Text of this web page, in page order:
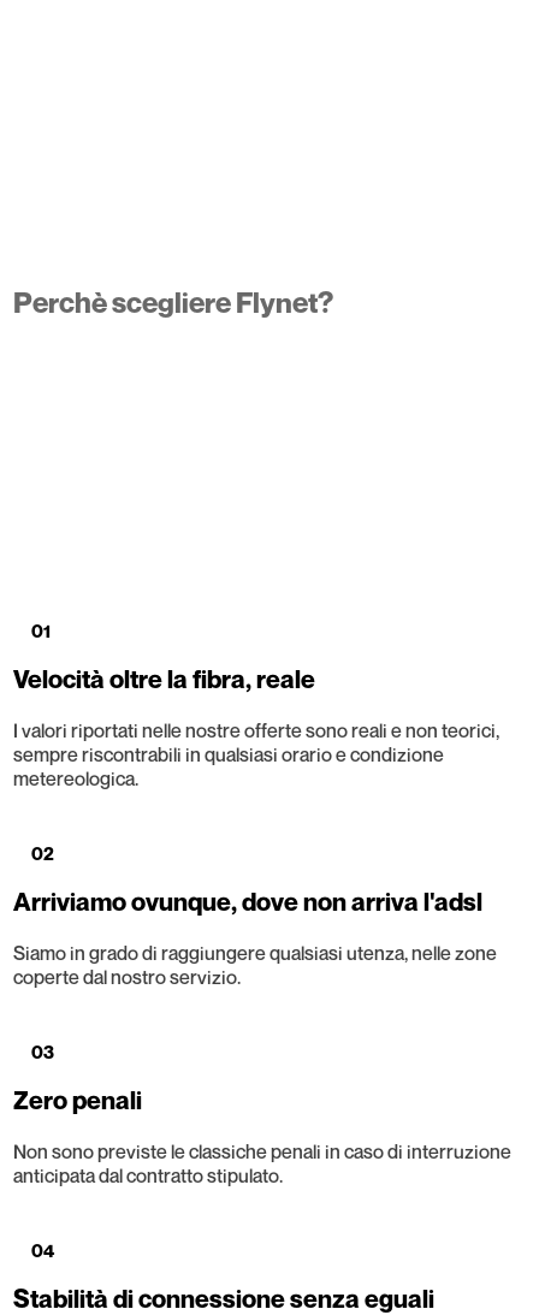
Perchè scegliere Flynet?
01
Velocità oltre la fibra, reale
I valori riportati nelle nostre offerte sono reali e non teorici,
sempre riscontrabili in qualsiasi orario e condizione
metereologica.
02
Arriviamo ovunque, dove non arriva l'adsl
Siamo in grado di raggiungere qualsiasi utenza, nelle zone
coperte dal nostro servizio.
03
Zero penali
Non sono previste le classiche penali in caso di interruzione
anticipata dal contratto stipulato.
04
Stabilità di connessione senza eguali